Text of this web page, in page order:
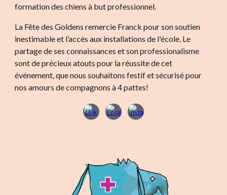
formation des chiens à but professionnel.
La Fête des Goldens remercie Franck pour son soutien
inestimable et l’accès aux installations de l'école. Le
partage de ses connaissances et son professionalisme
sont de précieux atouts pour la réussite de cet
événement, que nous souhaitons festif et sécurisé pour
nos amours de compagnons à 4 pattes!